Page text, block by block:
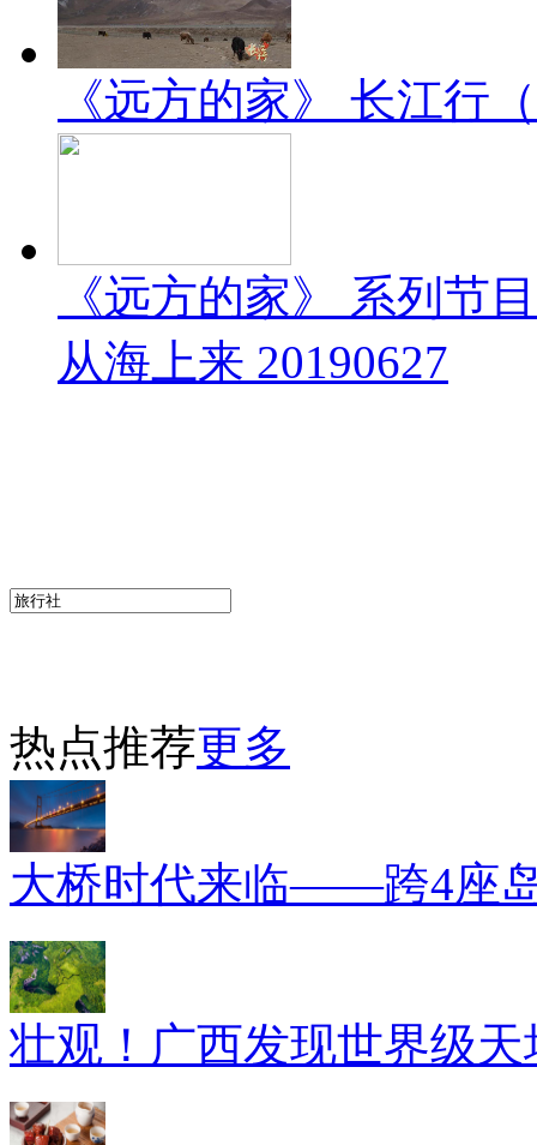
《远方的家》 长江行
《远方的家》 系列
从海上来 20190627
热点推荐更多
大桥时代来临——跨4座
壮观！广西发现世界级